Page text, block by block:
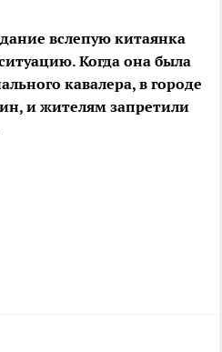
вслепую китаянка
Когда она была
кавалера, в городе
и жителям запретили